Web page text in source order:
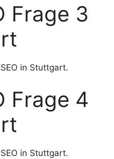
Frage 3
in Stuttgart.
Frage 4
in Stuttgart.